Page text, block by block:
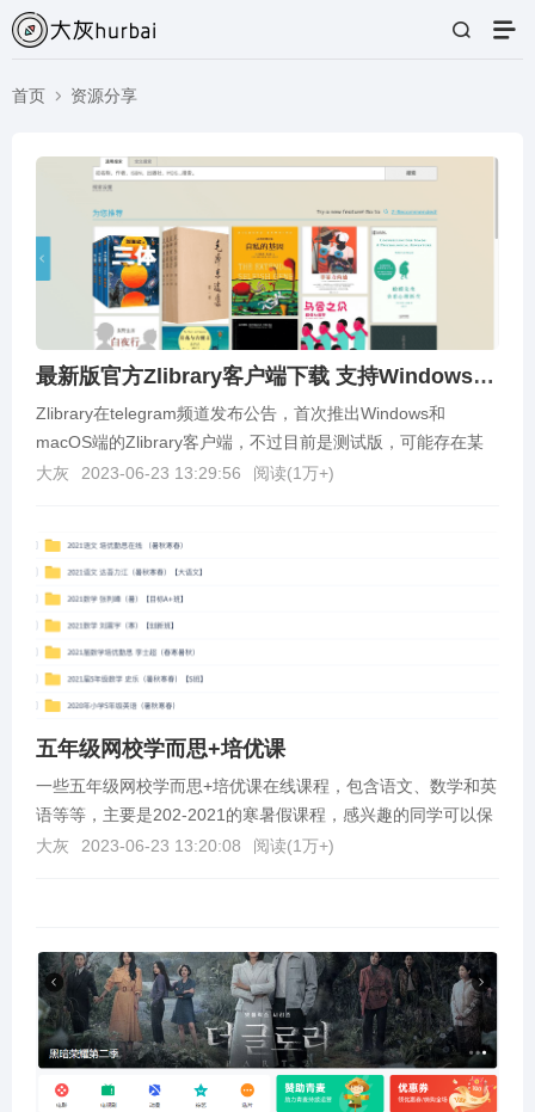
首页 资源分享
最新版官方Zlibrary客户端下载 支持Windows、macOS、Android
Zlibrary在telegram频道发布公告，首次推出Windows和
macOS端的Zlibrary客户端，不过目前是测试版，可能存在某
些不稳定的情况，可以直...
大灰 2023-06-23 13:29:56 阅读(1万+)
五年级网校学而思+培优课
一些五年级网校学而思+培优课在线课程，包含语文、数学和英
语等等，主要是202-2021的寒暑假课程，感兴趣的同学可以保
存学习，百度网盘资源。获取资源百度网盘：h...
大灰 2023-06-23 13:20:08 阅读(1万+)